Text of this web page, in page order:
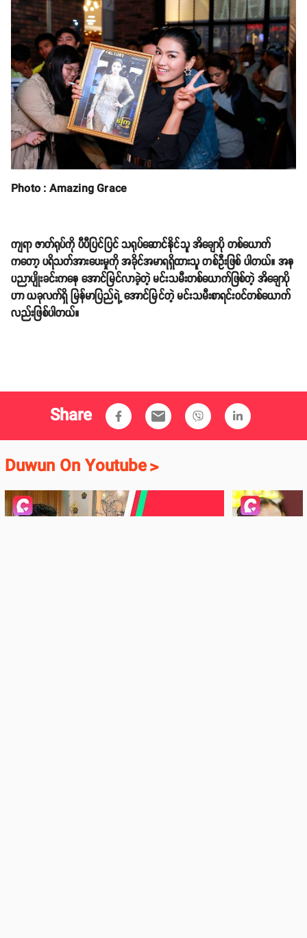
Photo : Amazing Grace
ကျရာ ဇာတ်ရုပ်ကို ပီပီပြင်ပြင် သရုပ်ဆောင်နိုင်သူ အိချောပို တစ်ယောက်
ကတော့ ပရိသတ်အားပေးမှုကို အခိုင်အမာရရှိထားသူ တစ်ဦးဖြစ် ပါတယ်။ အန
ပညာပျိုးခင်းကနေ အောင်မြင်လာခဲ့တဲ့ မင်းသမီးတစ်ယောက်ဖြစ်တဲ့ အိချောပို
ဟာ ယခုလက်ရှိ မြန်မာပြည်ရဲ့ အောင်မြင်တဲ့ မင်းသမီးစာရင်းဝင်တစ်ယောက်
လည်းဖြစ်ပါတယ်။
Share email
Duwun On Youtube>